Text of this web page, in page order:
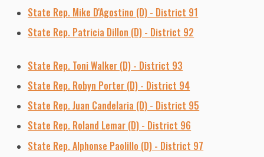
State Rep. Mike D'Agostino (D) - District 91
State Rep. Patricia Dillon (D) - District 92
State Rep. Toni Walker (D) - District 93
State Rep. Robyn Porter (D) - District 94
State Rep. Juan Candelaria (D) - District 95
State Rep. Roland Lemar (D) - District 96
State Rep. Alphonse Paolillo (D) - District 97